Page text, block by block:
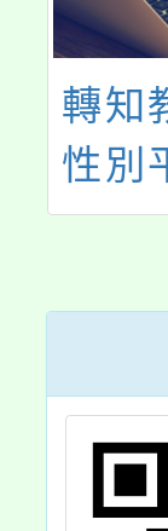
轉知
性別
元年
訊
明